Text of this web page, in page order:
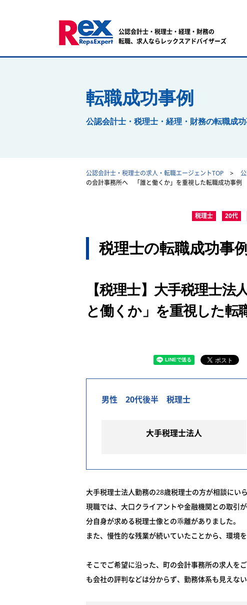
公認会計士・税理士・経理・財務の
転職、求人ならレックスアドバイザーズ
転職成功事例
公認会計士・税理士・経理・財務の転職成功
公認会計士・税理士の求人・転職エージェントTOP
の会計事務所へ 「誰と働くか」を重視した転職成功事例
税理士 20代
税理士の転職成功事例
【税理士】大手税理士
と働くか」を重視した転
男性 20代後半 税理士
大手税理士法人
大手税理士法人勤務の28歳税理士の方が相談にい
現職では、大口クライアントや金融機関との取引
分自身が求める税理士像との乖離がありました。
また、慢性的な残業が続いていたことから、環境
そこでご希望に沿った、町の会計事務所の求人を
も会社の評判などは分からず、勤務体系も見えな